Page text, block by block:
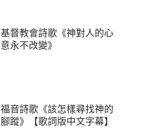
基督教會詩歌《神對人的心
意永不改變》
福音詩歌《該怎樣尋找神的
腳蹤》【歌詞版中文字幕】